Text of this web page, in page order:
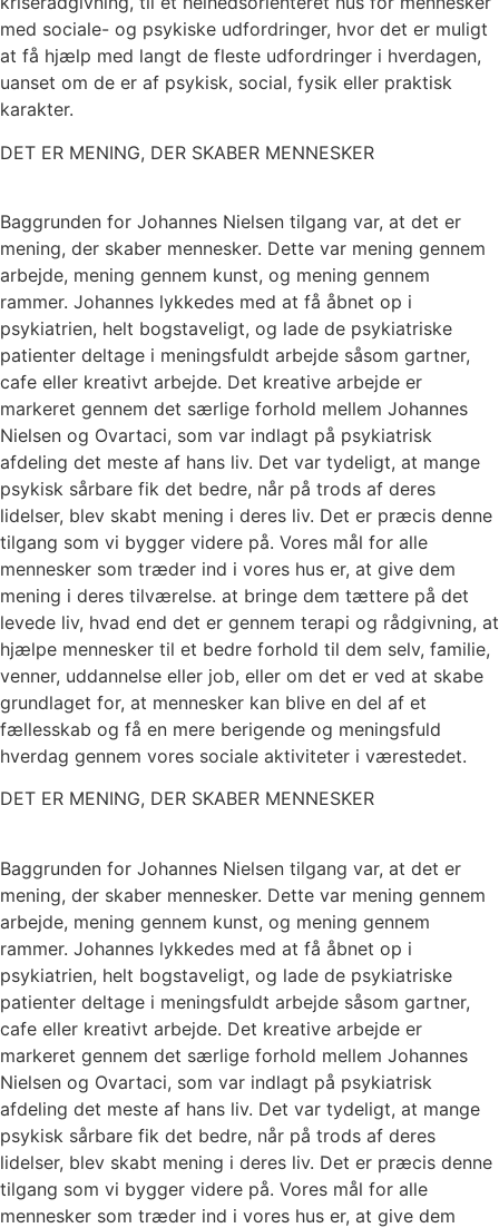
med sociale- og psykiske udfordringer, hvor det er muligt
at få hjælp med langt de fleste udfordringer i hverdagen,
uanset om de er af psykisk, social, fysik eller praktisk
karakter.
DET ER MENING, DER SKABER MENNESKER
Baggrunden for Johannes Nielsen tilgang var, at det er
mening, der skaber mennesker. Dette var mening gennem
arbejde, mening gennem kunst, og mening gennem
rammer. Johannes lykkedes med at få åbnet op i
psykiatrien, helt bogstaveligt, og lade de psykiatriske
patienter deltage i meningsfuldt arbejde såsom gartner,
cafe eller kreativt arbejde. Det kreative arbejde er
markeret gennem det særlige forhold mellem Johannes
Nielsen og Ovartaci, som var indlagt på psykiatrisk
afdeling det meste af hans liv. Det var tydeligt, at mange
psykisk sårbare fik det bedre, når på trods af deres
lidelser, blev skabt mening i deres liv. Det er præcis denne
tilgang som vi bygger videre på. Vores mål for alle
mennesker som træder ind i vores hus er, at give dem
mening i deres tilværelse. at bringe dem tættere på det
levede liv, hvad end det er gennem terapi og rådgivning, at
hjælpe mennesker til et bedre forhold til dem selv, familie,
venner, uddannelse eller job, eller om det er ved at skabe
grundlaget for, at mennesker kan blive en del af et
fællesskab og få en mere berigende og meningsfuld
hverdag gennem vores sociale aktiviteter i værestedet.
DET ER MENING, DER SKABER MENNESKER
Baggrunden for Johannes Nielsen tilgang var, at det er
mening, der skaber mennesker. Dette var mening gennem
arbejde, mening gennem kunst, og mening gennem
rammer. Johannes lykkedes med at få åbnet op i
psykiatrien, helt bogstaveligt, og lade de psykiatriske
patienter deltage i meningsfuldt arbejde såsom gartner,
cafe eller kreativt arbejde. Det kreative arbejde er
markeret gennem det særlige forhold mellem Johannes
Nielsen og Ovartaci, som var indlagt på psykiatrisk
afdeling det meste af hans liv. Det var tydeligt, at mange
psykisk sårbare fik det bedre, når på trods af deres
lidelser, blev skabt mening i deres liv. Det er præcis denne
tilgang som vi bygger videre på. Vores mål for alle
mennesker som træder ind i vores hus er, at give dem